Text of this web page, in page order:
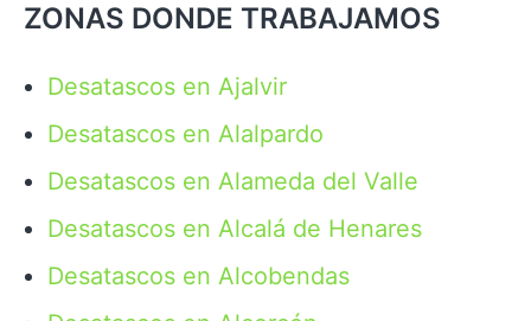
ZONAS DONDE TRABAJAMOS
Desatascos en Ajalvir
Desatascos en Alalpardo
Desatascos en Alameda del Valle
Desatascos en Alcalá de Henares
Desatascos en Alcobendas